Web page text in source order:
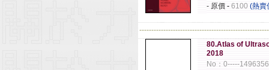
- 原價 - 6100 (熱賣
80.Atlas of
2018
No：0-----